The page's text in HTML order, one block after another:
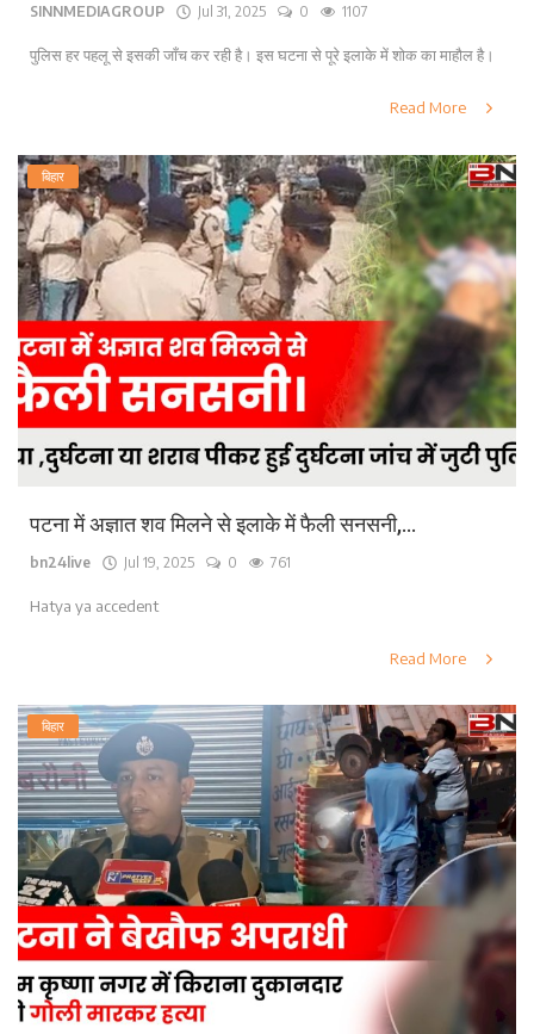
SINNMEDIAGROUP Jul 31, 2025 0 1107
पुलिस हर पहलू से इसकी जाँच कर रही है। इस घटना से पूरे इलाके में शोक का माहौल है।
Read More
बिहार
पटना में अज्ञात शव मिलने से इलाके में फैली सनसनी,...
bn24live Jul 19, 2025 0 761
Hatya ya accedent
Read More
बिहार